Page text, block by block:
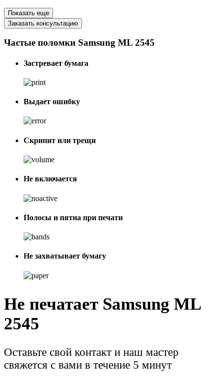
Показать еще
Заказать консультацию
Частые поломки Samsung ML 2545
Застревает бумага
Выдает ошибку
Скрипит или трещи
Не включается
Полосы и пятна при печати
Не захватывает бумагу
Не печатает Samsung ML
2545
Оставьте свой контакт и наш мастер
свяжется с вами в течение 5 минут